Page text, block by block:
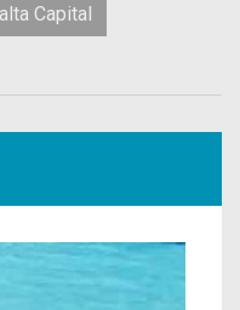
Capital